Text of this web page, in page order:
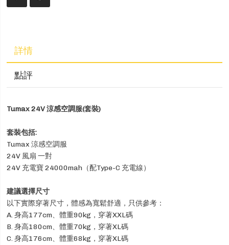
詳情
點評
Tumax 24V 涼感空調服(套裝)
套裝包括:
Tumax 涼感空調服
24V 風扇 一對
24V 充電寶 24000mah（配Type-C 充電線）
建議選擇尺寸
以下實際穿著尺寸，體感為寬鬆舒適，只供參考：
A. 身高177cm、體重90kg，穿著XXL碼
B. 身高180cm、體重70kg，穿著XL碼
C. 身高176cm、體重68kg，穿著XL碼